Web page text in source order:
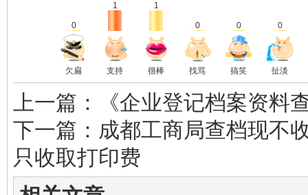
0
1 1
0 0 0
欠扁 支持 很棒 找骂 搞笑 扯淡
上一篇：《企业登记档案资料
下一篇：成都工商局查档现不
只收取打印费